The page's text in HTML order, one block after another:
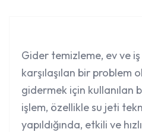
Gider temizleme, ev ve
karşılaşılan bir problem
gidermek için kullanılan
işlem, özellikle su jeti
yapıldığında, etkili ve